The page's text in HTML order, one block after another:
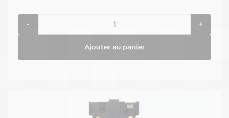
- +
Ajouter au panier